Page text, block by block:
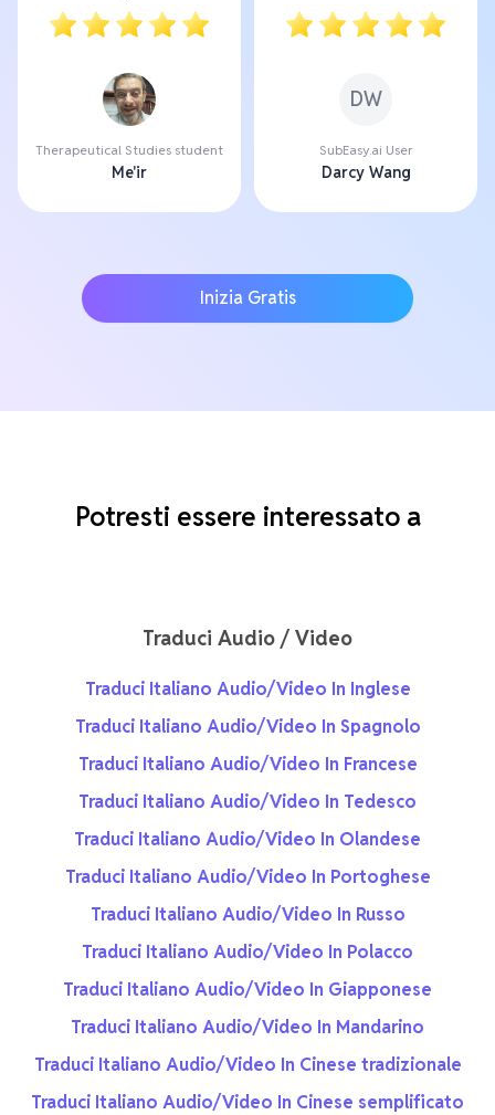
Therapeutical Studies student
Me'ir
DW
SubEasy.ai User
Darcy Wang
Inizia Gratis
Potresti essere interessato a
Traduci Audio / Video
Traduci Italiano Audio/Video In Inglese
Traduci Italiano Audio/Video In Spagnolo
Traduci Italiano Audio/Video In Francese
Traduci Italiano Audio/Video In Tedesco
Traduci Italiano Audio/Video In Olandese
Traduci Italiano Audio/Video In Portoghese
Traduci Italiano Audio/Video In Russo
Traduci Italiano Audio/Video In Polacco
Traduci Italiano Audio/Video In Giapponese
Traduci Italiano Audio/Video In Mandarino
Traduci Italiano Audio/Video In Cinese tradizionale
Traduci Italiano Audio/Video In Cinese semplificato